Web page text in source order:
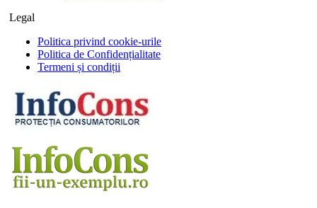
Legal
Politica privind cookie-urile
Politica de Confidențialitate
Termeni și condiții